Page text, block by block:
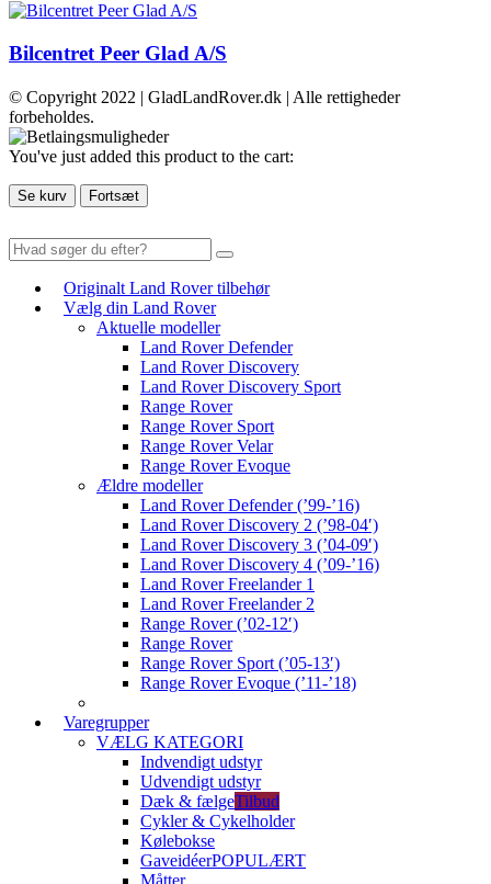
Bilcentret Peer Glad A/S
© Copyright 2022 | GladLandRover.dk | Alle rettigheder
forbeholdes.
You've just added this product to the cart:
Se kurv Fortsæt
Originalt Land Rover tilbehør
Vælg din Land Rover
Aktuelle modeller
Land Rover Defender
Land Rover Discovery
Land Rover Discovery Sport
Range Rover
Range Rover Sport
Range Rover Velar
Range Rover Evoque
Ældre modeller
Land Rover Defender (’99-’16)
Land Rover Discovery 2 (’98-04′)
Land Rover Discovery 3 (’04-09′)
Land Rover Discovery 4 (’09-’16)
Land Rover Freelander 1
Land Rover Freelander 2
Range Rover (’02-12′)
Range Rover
Range Rover Sport (’05-13′)
Range Rover Evoque (’11-’18)
Varegrupper
VÆLG KATEGORI
Indvendigt udstyr
Udvendigt udstyr
Dæk & fælgeTilbud
Cykler & Cykelholder
Kølebokse
GaveidéerPOPULÆRT
Måtter